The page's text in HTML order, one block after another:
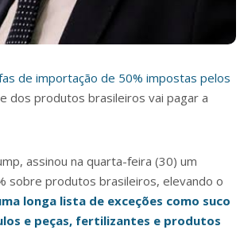
de importação de 50% impostas pelos
dos produtos brasileiros vai pagar a
assinou na quarta-feira (30) um
sobre produtos brasileiros, elevando o
longa lista de exceções como suco
e peças, fertilizantes e produtos